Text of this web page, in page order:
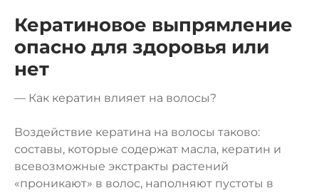
Кератиновое выпрямление
опасно для здоровья или
нет
— Как кератин влияет на волосы?
Воздействие кератина на волосы таково:
составы, которые содержат масла, кератин и
всевозможные экстракты растений
«проникают» в волос, наполняют пустоты в